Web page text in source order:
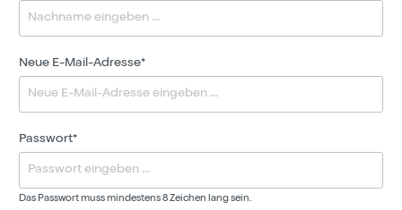
Neue E-Mail-Adresse*
Passwort*
Das Passwort muss mindestens 8 Zeichen lang sein.